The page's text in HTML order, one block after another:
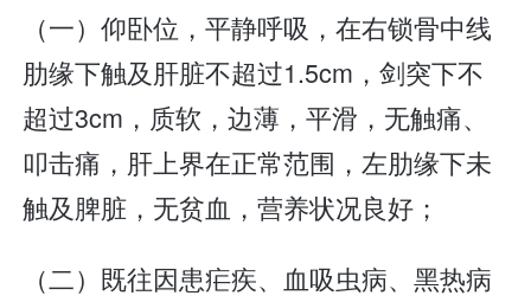
（一）仰卧位，平静呼吸，在右锁骨中线
肋缘下触及肝脏不超过1.5cm，剑突下不
超过3cm，质软，边薄，平滑，无触痛、
叩击痛，肝上界在正常范围，左肋缘下未
触及脾脏，无贫血，营养状况良好；
（二）既往因患疟疾、血吸虫病、黑热病